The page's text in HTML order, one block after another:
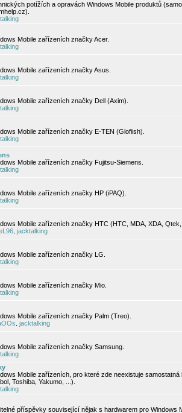
potížích a opravách Windows Mobile produktů
Mobile zařízeních značky Acer.
Mobile zařízeních značky Asus.
Mobile zařízeních značky Dell (Axim).
Mobile zařízeních značky E-TEN (Glofiish).
Mobile zařízeních značky Fujitsu-Siemens.
Mobile zařízeních značky HP (iPAQ).
Mobile zařízeních značky HTC (HTC, MDA, XDA,
jacktalking
Mobile zařízeních značky LG.
Mobile zařízeních značky Mio.
Mobile zařízeních značky Palm (Treo).
jacktalking
Mobile zařízeních značky Samsung.
Mobile zařízeních, pro které zde neexistuje
Toshiba, Yakumo, ...).
příspěvky související nějak s hardwarem pro Windows